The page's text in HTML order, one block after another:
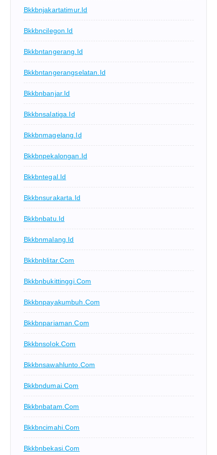
Bkkbnjakartatimur.id
Bkkbncilegon.id
Bkkbntangerang.id
Bkkbntangerangselatan.id
Bkkbnbanjar.id
Bkkbnsalatiga.id
Bkkbnmagelang.id
Bkkbnpekalongan.id
Bkkbntegal.id
Bkkbnsurakarta.id
Bkkbnbatu.id
Bkkbnmalang.id
Bkkbnblitar.com
Bkkbnbukittinggi.com
Bkkbnpayakumbuh.com
Bkkbnpariaman.com
Bkkbnsolok.com
Bkkbnsawahlunto.com
Bkkbndumai.com
Bkkbnbatam.com
Bkkbncimahi.com
Bkkbnbekasi.com